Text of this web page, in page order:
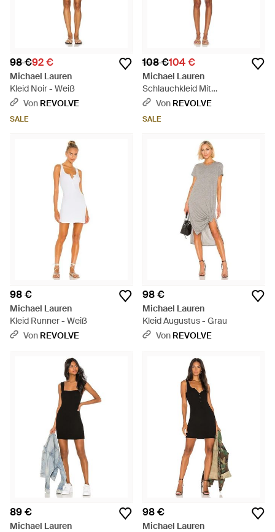
98 €92 €
Michael Lauren
Kleid Noir - Weiß
Von REVOLVE
SALE
108 €104 €
Michael Lauren
Schlauchkleid Mit
Herzausschnitt Kreuger - Pink
Von REVOLVE
SALE
98 €
Michael Lauren
Kleid Runner - Weiß
Von REVOLVE
98 €
Michael Lauren
Kleid Augustus - Grau
Von REVOLVE
89 €
Michael Lauren
98 €
Michael Lauren